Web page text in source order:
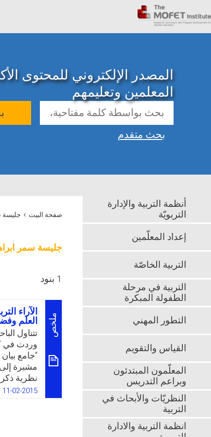
المصدر الإلكتروني للمحتوى
المعلمين وتعليمهم
بحث متقدم
صفحة البيت › جليسة
جليسة سمر
1 بنود
ملخص
الآراء
العلم
تتناول
وردت في
“جامع
مشيرة إلى
نظرية
“إن تلقين
التدرج
11-02-2015
أنظمة التربية والإدارة
التربويّة
إعداد المعلّمين
التربية الخاصّة
التربية في مرحلة
الطفولة المبكرة
التطور المهني
القياس والتقويم
المعلّمون المبتدئون
وبراعم التدريس
النظريّات والأبحاث في
التربية
انظمة التربية والادارة